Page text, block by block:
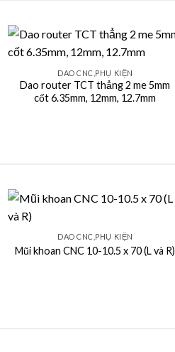
DAO CNC,PHỤ KIỆN
Dao router TCT thẳng 2 me 5mm
cốt 6.35mm, 12mm, 12.7mm
+
DAO CNC,PHỤ KIỆN
Mũi khoan CNC 10-10.5 x 70 (L và R)